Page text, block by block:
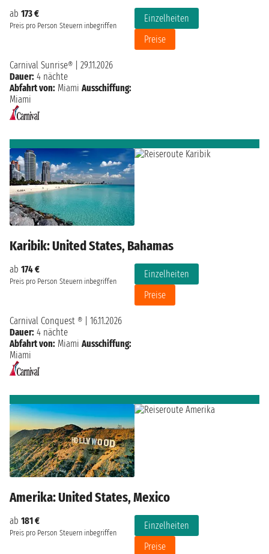
ab 173 €
Preis pro Person Steuern inbegriffen
Einzelheiten
Preise
Carnival Sunrise®
29.11.2026
Dauer: 4 nächte
Abfahrt von: Miami Ausschiffung:
Miami
Karibik: United States, Bahamas
ab 174 €
Preis pro Person Steuern inbegriffen
Einzelheiten
Preise
Carnival Conquest ®
16.11.2026
Dauer: 4 nächte
Abfahrt von: Miami Ausschiffung:
Miami
Amerika: United States, Mexico
ab 181 €
Preis pro Person Steuern inbegriffen
Einzelheiten
Preise